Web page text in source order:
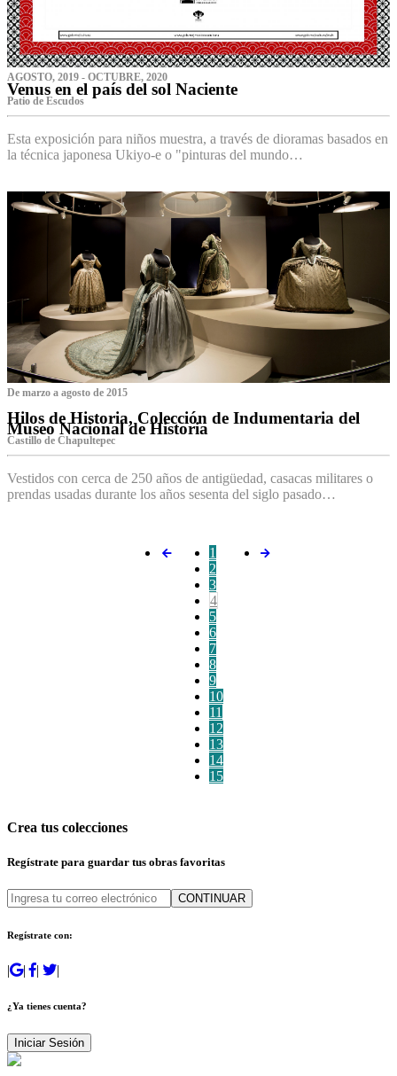
AGOSTO, 2019 - OCTUBRE, 2020
Venus en el país del sol Naciente
P‌atio de Escudos
Esta exposición para niños muestra, a través de dioramas basados en
la técnica japonesa Ukiyo-e o "pinturas del mundo…
De marzo a agosto de 2015
Hilos de Historia, Colección de Indumentaria del
Museo Nacional de Historia
Castillo de Chapultepec
Vestidos con cerca de 250 años de antigüedad, casacas militares o
prendas usadas durante los años sesenta del siglo pasado…
1
2
3
4
5
6
7
8
9
10
11
12
13
14
15
Crea tus colecciones
Regístrate para guardar tus obras favoritas
CONTINUAR
Regístrate con:
| | | |
¿Ya tienes cuenta?
Iniciar Sesión